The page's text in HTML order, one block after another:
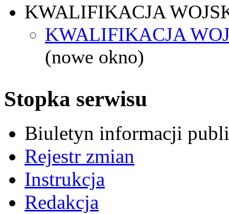
KWALIFIKACJA
KWALIFIKACJA
(nowe okno)
Stopka serwisu
Biuletyn informacji
Rejestr zmian
Instrukcja
Redakcja